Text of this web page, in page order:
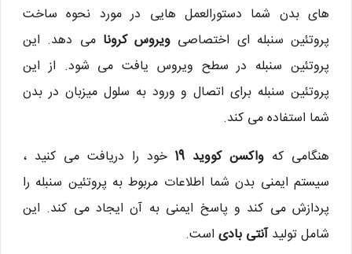
های بدن شما دستورالعمل هایی در مورد نحوه ساخت
پروتئین سنبله ای اختصاصی ویروس کرونامی دهد. این
پروتئین سنبله در سطح ویروس یافت می شود. از این
پروتئین سنبله برای اتصال و ورود به سلول میزبان در بدن
شما استفاده می کند.
هنگامی که واکسن کووید 19
خود را دریافت می کنید ،
سیستم ایمنی بدن شما اطلاعات مربوط به پروتئین سنبله را
پردازش می کند و پاسخ ایمنی به آن ایجاد می کند. این
شامل تولیدآنتی بادی است.